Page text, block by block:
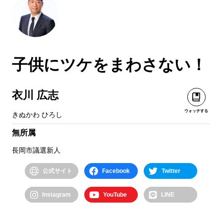
子供にツケをまわさない！
衣川 広志
ウォッチする
きぬかわ ひろし
無所属
長岡市議選新人
公式サイト Facebook Twitter
Instagram YouTube LINE